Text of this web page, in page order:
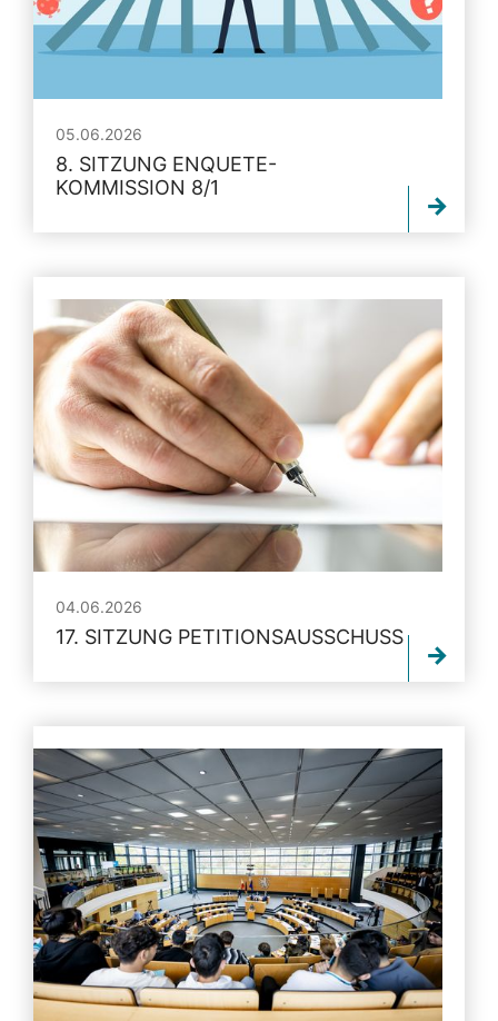
05.06.2026
8. SITZUNG ENQUETE-
KOMMISSION 8/1
04.06.2026
17. SITZUNG PETITIONSAUSSCHUSS